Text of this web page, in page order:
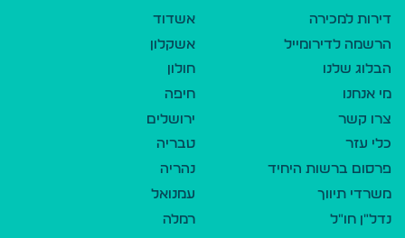
דירות למכירה
הרשמה לדירומייל
הבלוג שלנו
מי אנחנו
צרו קשר
כלי עזר
פרסום ברשות היחיד
משרדי תיווך
נדל"ן חו"ל
אשדוד
אשקלון
חולון
חיפה
ירושלים
טבריה
נהריה
עמנואל
רמלה